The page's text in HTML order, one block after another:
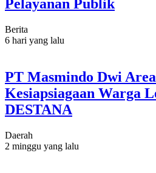
Pelayanan Publik
Berita
6 hari yang lalu
PT Masmindo Dwi
Kesiapsiagaan Warga
DESTANA
Daerah
2 minggu yang lalu